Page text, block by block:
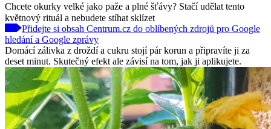
Chcete okurky velké jako paže a plné šťávy? Stačí udělat tento
květnový rituál a nebudete stíhat sklízet
Přidejte si obsah Centrum.cz do oblíbených zdrojů pro Google
hledání a Google zprávy
Domácí zálivka z droždí a cukru stojí pár korun a připravíte ji za
deset minut. Skutečný efekt ale závisí na tom, jak ji aplikujete.